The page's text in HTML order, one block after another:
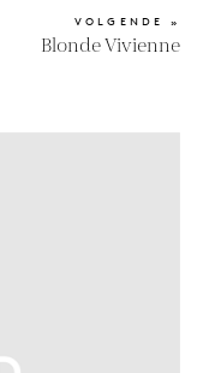
VOLGENDE »
Blonde Vivienne